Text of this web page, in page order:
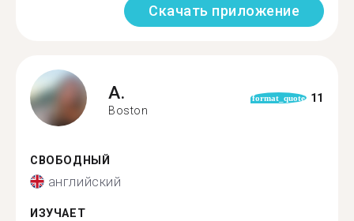
Скачать приложение
A.
Boston
format_quote 11
СВОБОДНЫЙ
английский
ИЗУЧАЕТ